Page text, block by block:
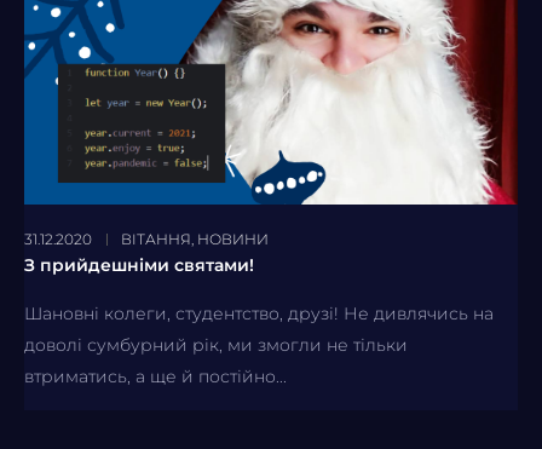
31.12.2020 ВІТАННЯ НОВИНИ
З прийдешніми святами!
Шановні колеги, студентство, друзі! Не дивлячись на
доволі сумбурний рік, ми змогли не тільки
втриматись, а ще й постійно...